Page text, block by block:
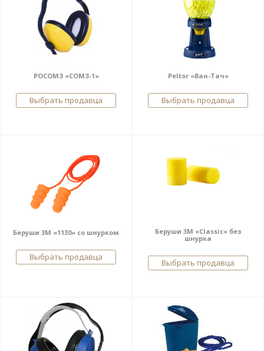
РОСОМЗ «СОМЗ-1»
Выбрать продавца
Peltor «Ван-Тач»
Выбрать продавца
Беруши 3М «1130» со шнурком
Выбрать продавца
Беруши 3M «Classic» без
шнурка
Выбрать продавца